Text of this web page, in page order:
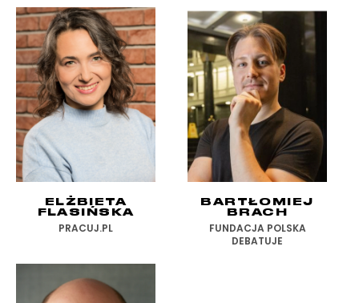
ELŻBIETA
FLASIŃSKA
PRACUJ.PL
BARTŁOMIEJ
BRACH
FUNDACJA POLSKA
DEBATUJE